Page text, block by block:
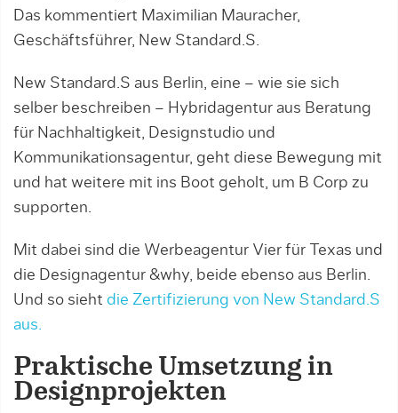
Das kommentiert Maximilian Mauracher,
Geschäftsführer, New Standard.S.
New Standard.S aus Berlin, eine – wie sie sich
selber beschreiben – Hybridagentur aus Beratung
für Nachhaltigkeit, Designstudio und
Kommunikationsagentur, geht diese Bewegung mit
und hat weitere mit ins Boot geholt, um B Corp zu
supporten.
Mit dabei sind die Werbeagentur Vier für Texas und
die Designagentur &why, beide ebenso aus Berlin.
Und so sieht die Zertifizierung von New Standard.S
aus.
Praktische Umsetzung in
Designprojekten